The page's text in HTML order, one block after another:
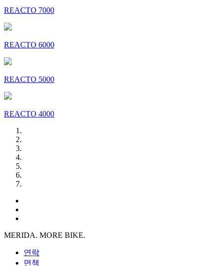
REACTO 7000
REACTO 6000
REACTO 5000
REACTO 4000
MERIDA. MORE BIKE.
연락
면책